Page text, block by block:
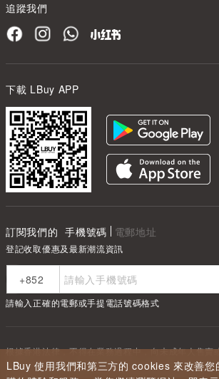
LBuy 使用我們和第三方的 cookies 來改善您
追蹤我們
下載 LBuy APP
訂閱我們的 手機號碼 電郵地址
登記收取優惠及最新潮流資訊
請輸入正確的電郵或手提電話號碼格式
根據香港法律，不得在業務過程中，向未成年人售賣
Under the law of Hong Kong, intoxicating liquor
supplied to a minor in the course of business.